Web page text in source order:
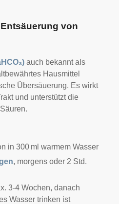
von
auch bekannt als
Hausmittel
Übersäuerung. Es wirkt
und unterstützt die
in 300 ml warmem Wasser
, morgens oder 2 Std.
3-4 Wochen, danach
Wasser trinken ist